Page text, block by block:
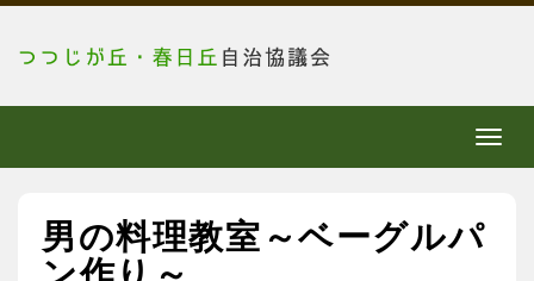
メ
ニ
男の料理教室～ベーグルパ